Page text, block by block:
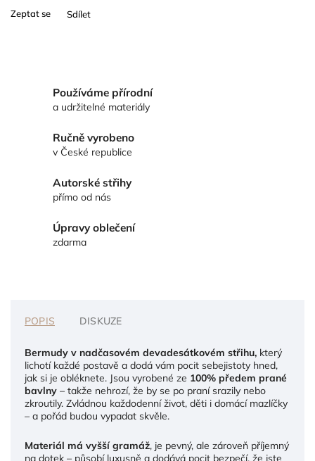
Zeptat se Sdílet
Používáme přírodní
a udržitelné materiály
Ručně vyrobeno
v České republice
Autorské střihy
přímo od nás
Úpravy oblečení
zdarma
POPIS DISKUZE
Bermudy v nadčasovém devadesátkovém střihu, který
lichotí každé postavě a dodá vám pocit sebejistoty hned,
jak si je obléknete. Jsou vyrobené ze 100% předem prané
bavlny – takže nehrozí, že by se po praní srazily nebo
zkroutily. Zvládnou každodenní život, děti i domácí mazlíčky
– a pořád budou vypadat skvěle.
Materiál má vyšší gramáž, je pevný, ale zároveň příjemný
na dotek – působí luxusně a dodává pocit bezpečí, že jste